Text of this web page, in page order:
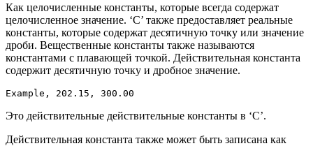
Как целочисленные константы, которые всегда содержат
целочисленное значение. ‘C’ также предоставляет реальные
константы, которые содержат десятичную точку или значение
дроби. Вещественные константы также называются
константами с плавающей точкой. Действительная константа
содержит десятичную точку и дробное значение.
Example, 202.15, 300.00
Это действительные действительные константы в ‘C’.
Действительная константа также может быть записана как